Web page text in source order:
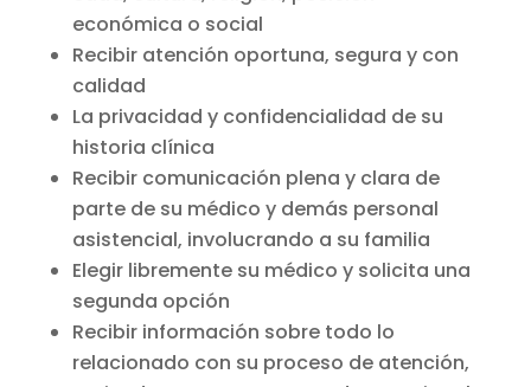
económica o social
Recibir atención oportuna, segura y con
calidad
La privacidad y confidencialidad de su
historia clínica
Recibir comunicación plena y clara de
parte de su médico y demás personal
asistencial, involucrando a su familia
Elegir libremente su médico y solicita una
segunda opción
Recibir información sobre todo lo
relacionado con su proceso de atención,